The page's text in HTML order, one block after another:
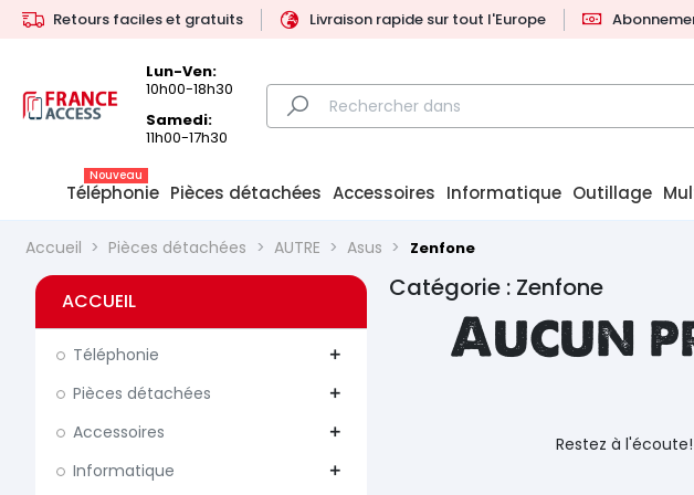
Retours faciles et gratuits Livraison rapide sur tout l'Europe
Lun-Ven:
10h00-18h30
Samedi:
11h00-17h30
Téléphonie
Nouveau
Pièces détachées Accessoires Informatique Outillage
Accueil Pièces détachées AUTRE Asus Zenfone
ACCUEIL
Téléphonie add
Pièces détachées add
Accessoires add
Informatique add
Catégorie : Zenfone
Aucun
Restez à